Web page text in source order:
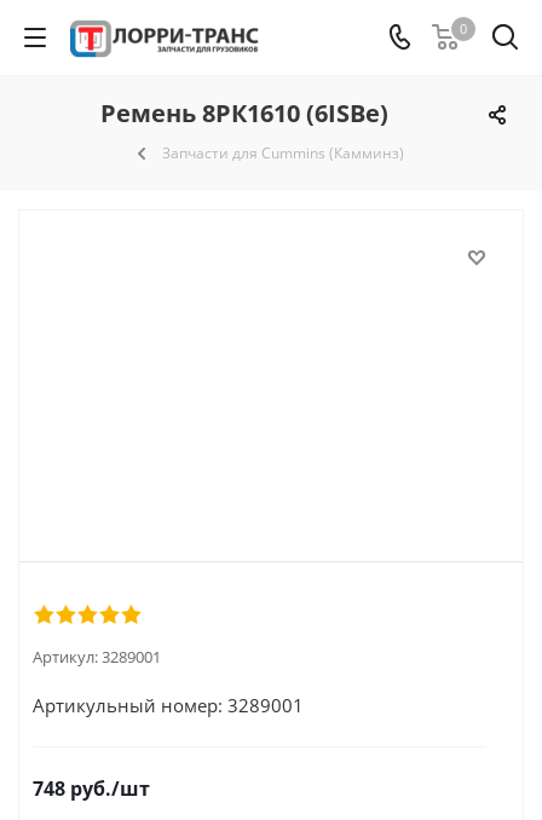
0
Ремень 8РК1610 (6ISBe)
Запчасти для Cummins (Камминз)
Артикул:3289001
Артикульный номер: 3289001
748 руб./шт